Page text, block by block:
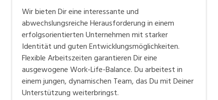
Wir bieten Dir eine interessante und
abwechslungsreiche Herausforderung in einem
erfolgsorientierten Unternehmen mit starker
Identität und guten Entwicklungsmöglichkeiten.
Flexible Arbeitszeiten garantieren Dir eine
ausgewogene Work-Life-Balance. Du arbeitest in
einem jungen, dynamischen Team, das Du mit Deiner
Unterstützung weiterbringst.